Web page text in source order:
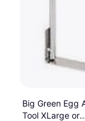
Big Green Egg
Tool XLarge or